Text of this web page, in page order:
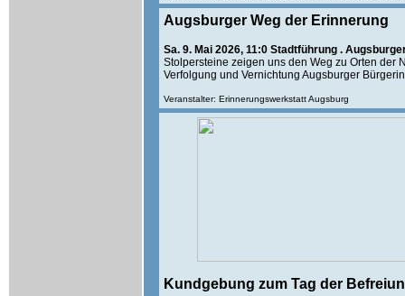
Augsburger Weg der Erinnerung
Sa. 9. Mai 2026, 11:0 Stadtführung .
Stolpersteine zeigen uns den Weg zu Orten der
Verfolgung und Vernichtung Augsburger
Veranstalter: Erinnerungswerkstatt Augsburg
Kundgebung zum Tag der